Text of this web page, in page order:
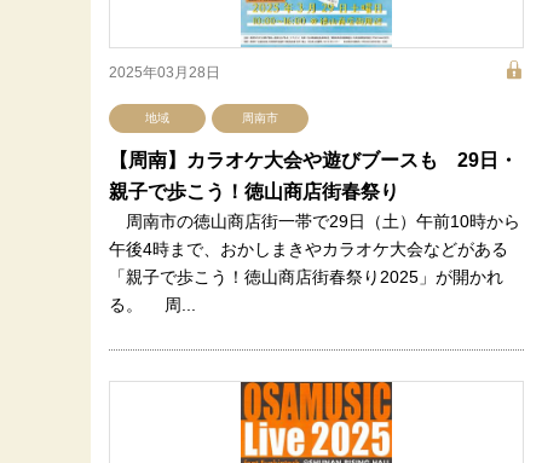
2025年03月28日
地域 周南市
【周南】カラオケ大会や遊びブースも 29日・
親子で歩こう！徳山商店街春祭り
周南市の徳山商店街一帯で29日（土）午前10時から
午後4時まで、おかしまきやカラオケ大会などがある
「親子で歩こう！徳山商店街春祭り2025」が開かれ
る。 周...